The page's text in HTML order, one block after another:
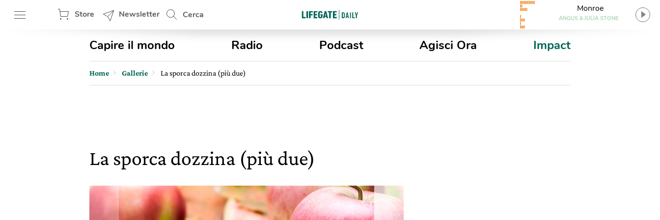
Store Newsletter Cerca
Monroe
ANGUS & JULIA STONE
Capire il mondo Radio Podcast Agisci Ora Impact
Home Gallerie La sporca dozzina (più due)
La sporca dozzina (più due)